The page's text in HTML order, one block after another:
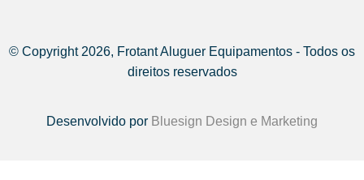
© Copyright 2026, Frotant Aluguer Equipamentos - Todos os
direitos reservados
Desenvolvido por Bluesign Design e Marketing